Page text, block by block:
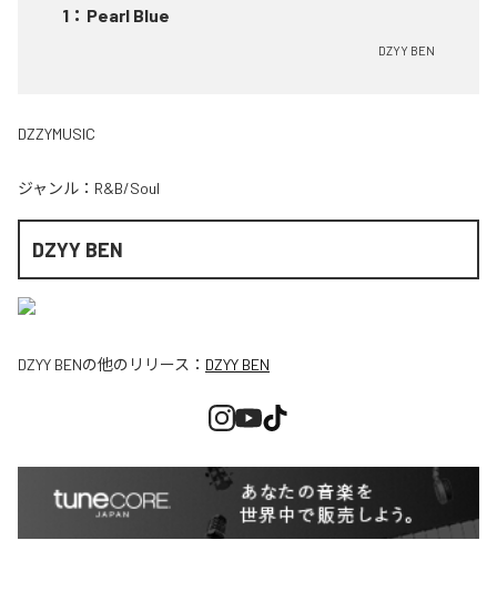
1 ： Pearl Blue
DZYY BEN
DZZYMUSIC
ジャンル： R&B/Soul
DZYY BEN
DZYY BENの他のリリース： DZYY BEN